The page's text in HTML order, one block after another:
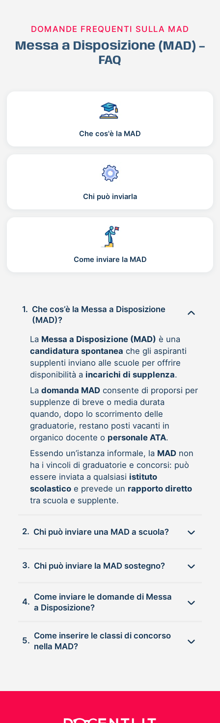
DOMANDE FREQUENTI SULLA MAD
Messa a Disposizione (MAD) –
FAQ
Che cos'è la MAD
Chi può inviarla
Come inviare la MAD
1. Che cos’è la Messa a Disposizione
(MAD)?
La Messa a Disposizione (MAD) è una
candidatura spontanea che gli aspiranti
supplenti inviano alle scuole per offrire
disponibilità a incarichi di supplenza.
La domanda MADconsente di proporsi per
supplenze di breve o media durata
quando, dopo lo scorrimento delle
graduatorie, restano posti vacanti in
organico docente o personale ATA.
Essendo un’istanza informale, la MADnon
ha i vincoli di graduatorie e concorsi: può
essere inviata a qualsiasi istituto
scolasticoe prevede un rapporto diretto
tra scuola e supplente.
2. Chi può inviare una MAD a scuola?
3. Chi può inviare la MAD sostegno?
4.
Come inviare le domande di Messa
a Disposizione?
5.
Come inserire le classi di concorso
nella MAD?